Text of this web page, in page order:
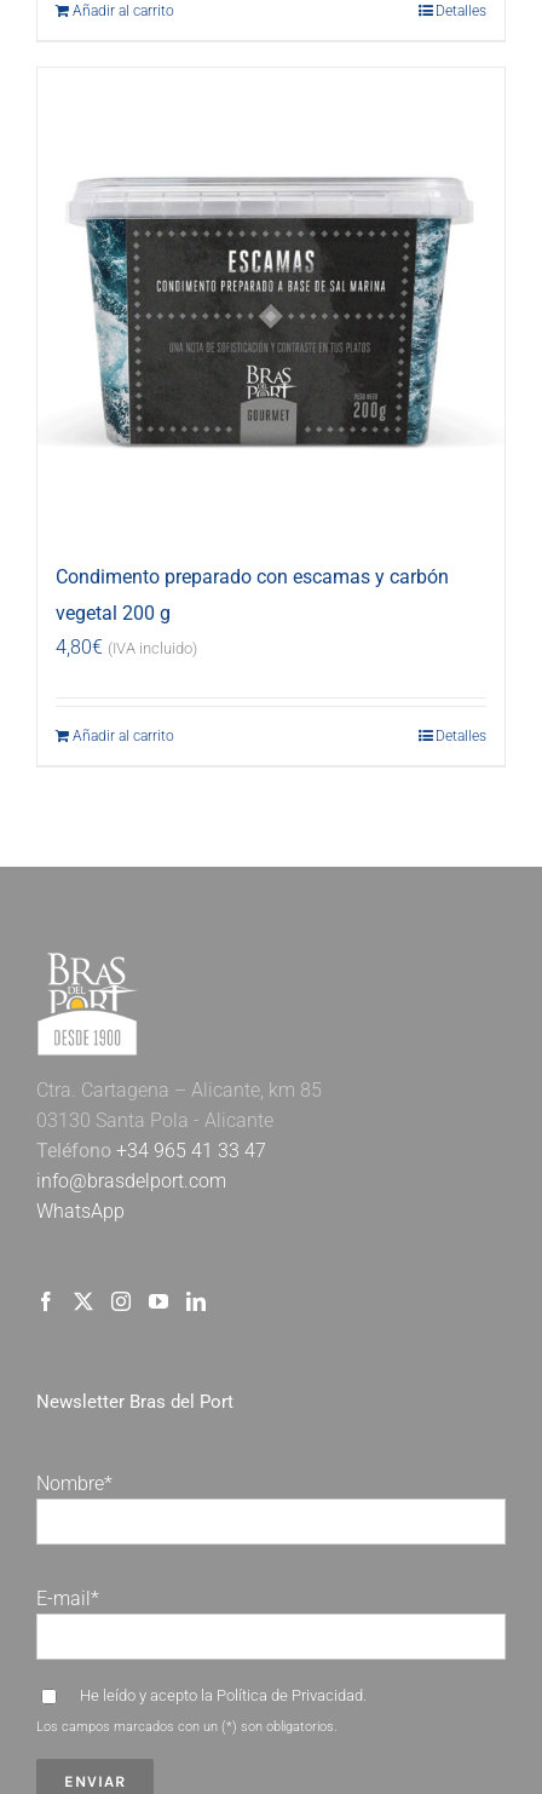
Añadir al carrito Detalles
Condimento preparado con escamas y carbón
vegetal 200 g
4,80€ (IVA incluido)
Añadir al carrito Detalles
Ctra. Cartagena – Alicante, km 85
03130 Santa Pola - Alicante
Teléfono +34 965 41 33 47
info@brasdelport.com
WhatsApp
Newsletter Bras del Port
Nombre*
E-mail*
He leído y acepto la Política de Privacidad
Los campos marcados con un (*) son obligatorios.